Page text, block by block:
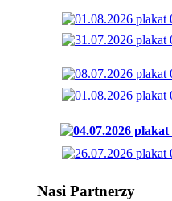
Nasi Partnerzy